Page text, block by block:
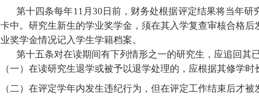
第十四条每年11 月 30日前，财务处根据评定结果将当年
卡中。研究生新生的学业奖学金，须在其入学复查审核合格
业奖学金情况记入学生学籍档案。
第十五条对在读期间有下列情形之一的研究生，应追回其
（一） 在读研究生退学或被予以退学处理的，应根据其修学时
（二） 在评定学年内发生违纪行为，但在评定工作结束后才被